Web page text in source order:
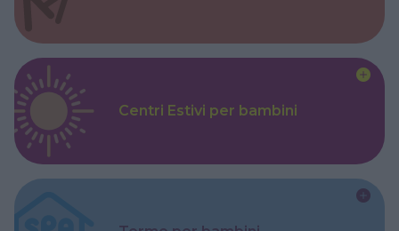
Centri Estivi per bambini